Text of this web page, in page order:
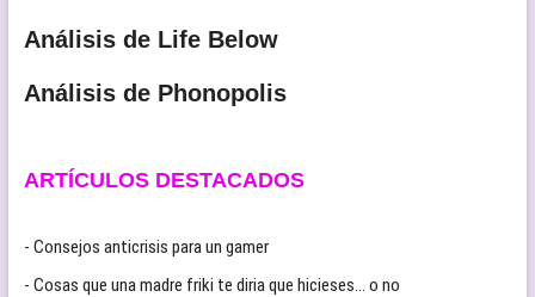
Análisis de Life Below
Análisis de Phonopolis
ARTÍCULOS DESTACADOS
- Consejos anticrisis para un gamer
- Cosas que una madre friki te diria que hicieses… o no